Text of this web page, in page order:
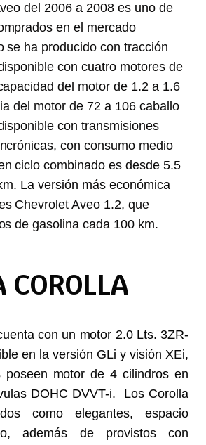
del 2006 a 2008 es uno de
en el mercado
se ha producido con tracción
con cuatro motores de
del motor de 1.2 a 1.6
del motor de 72 a 106 caballo
con transmisiones
con consumo medio
ciclo combinado es desde 5.5
La versión más económica
Chevrolet Aveo 1.2, que
de gasolina cada 100 km.
COROLLA
con un motor 2.0 Lts. 3ZR-
en la versión GLi y visión XEi,
poseen motor de 4 cilindros en
DOHC DVVT-i. Los Corolla
como elegantes, espacio
además de provistos con